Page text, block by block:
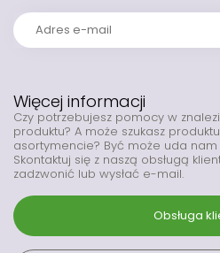
Więcej informacji
Czy potrzebujesz pomocy w
produktu? A może szukasz
asortymencie? Być może uda
Skontaktuj się z naszą obsługą
zadzwonić lub wysłać e-mail.
Obsługa